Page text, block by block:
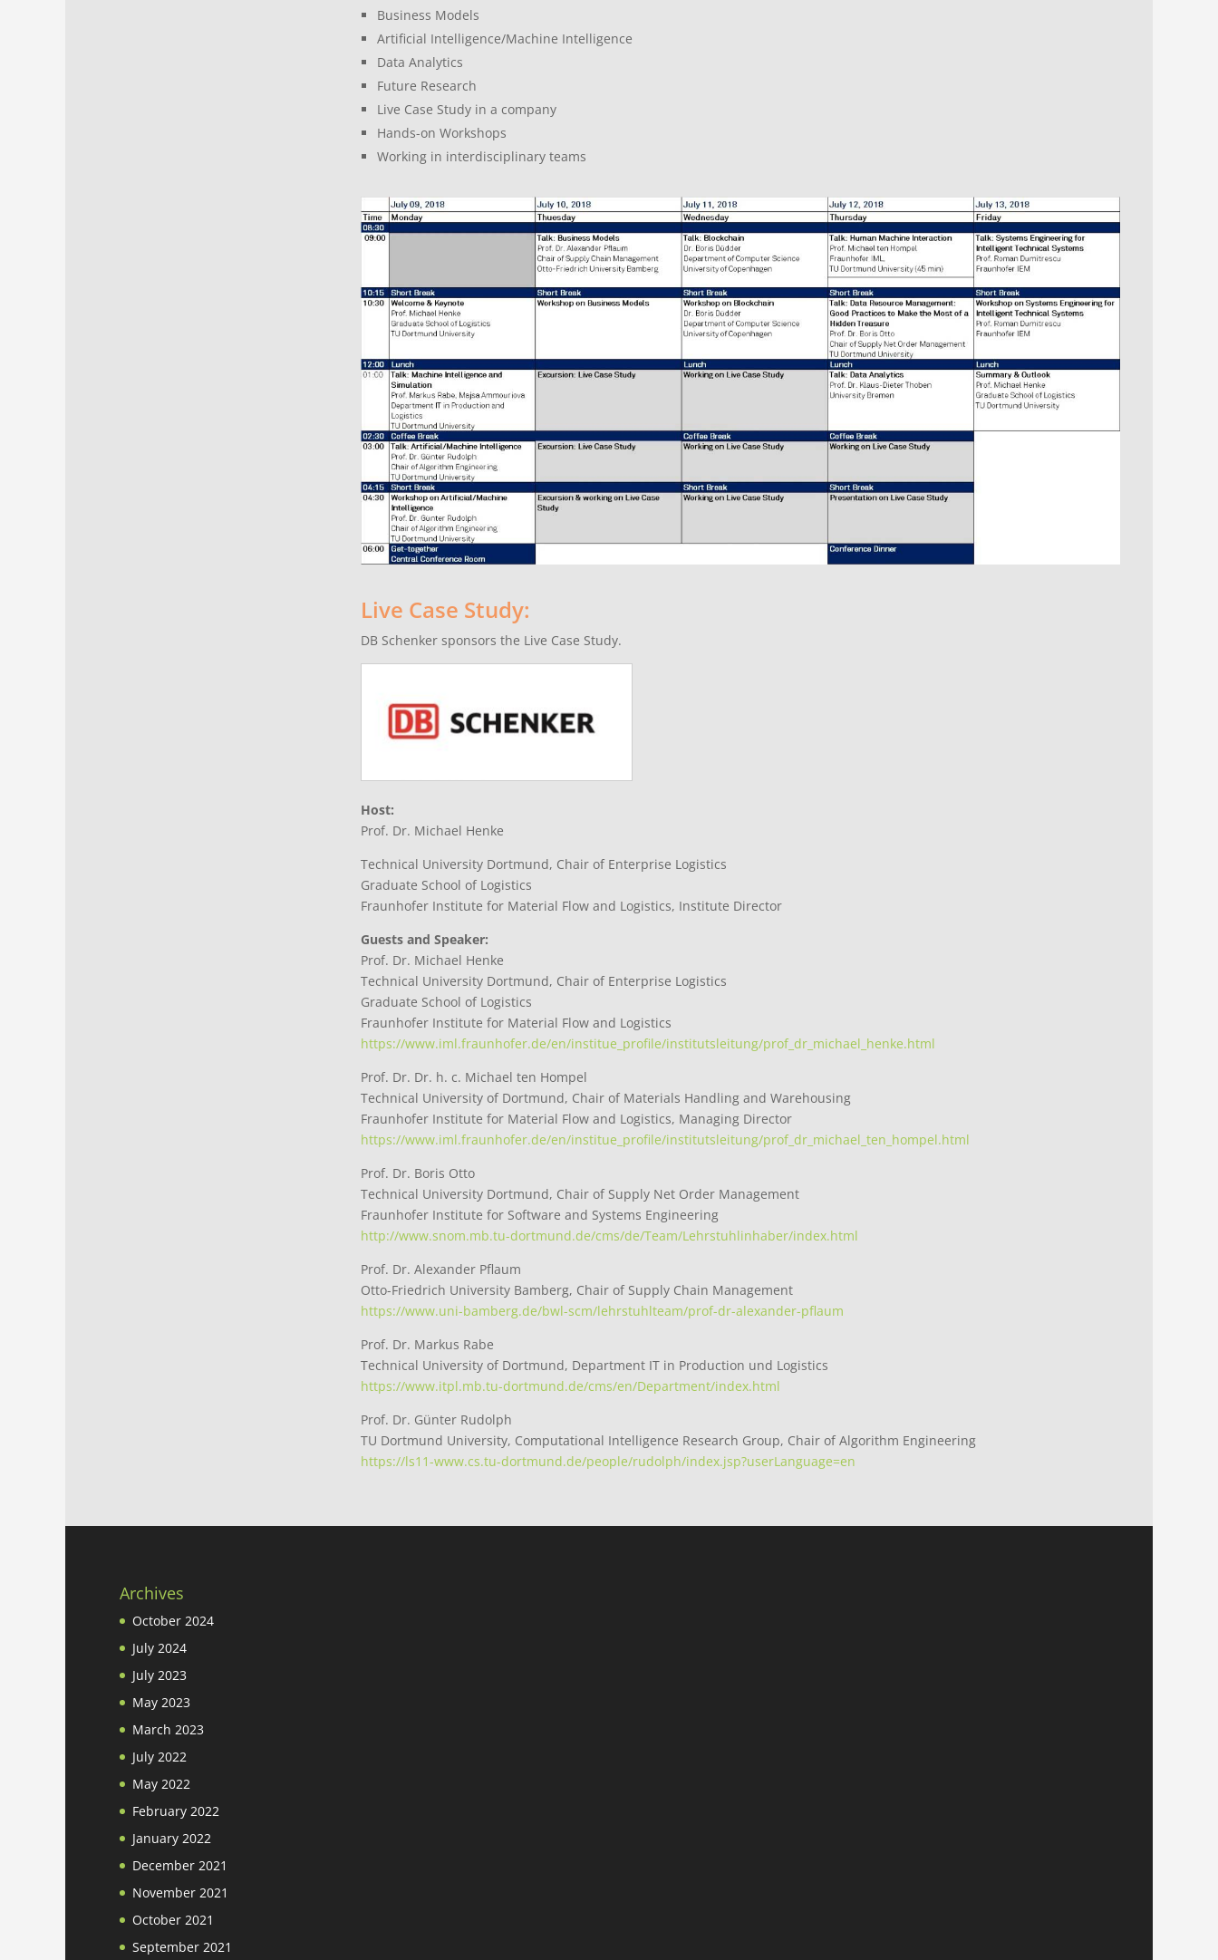
Business Models
Artificial Intelligence/Machine Intelligence
Data Analytics
Future Research
Live Case Study in a company
Hands-on Workshops
Working in interdisciplinary teams
Live Case Study:
DB Schenker sponsors the Live Case Study.
Host:
Prof. Dr. Michael Henke
Technical University Dortmund, Chair of Enterprise Logistics
Graduate School of Logistics
Fraunhofer Institute for Material Flow and Logistics, Institute Director
Guests and Speaker:
Prof. Dr. Michael Henke
Technical University Dortmund, Chair of Enterprise Logistics
Graduate School of Logistics
Fraunhofer Institute for Material Flow and Logistics
https://www.iml.fraunhofer.de/en/institue_profile/institutsleitung/prof_dr_michael_henke.html
Prof. Dr. Dr. h. c. Michael ten Hompel
Technical University of Dortmund, Chair of Materials Handling and Warehousing
Fraunhofer Institute for Material Flow and Logistics, Managing Director
https://www.iml.fraunhofer.de/en/institue_profile/institutsleitung/prof_dr_michael_ten_hompel.html
Prof. Dr. Boris Otto
Technical University Dortmund, Chair of Supply Net Order Management
Fraunhofer Institute for Software and Systems Engineering
http://www.snom.mb.tu-dortmund.de/cms/de/Team/Lehrstuhlinhaber/index.html
Prof. Dr. Alexander Pflaum
Otto-Friedrich University Bamberg, Chair of Supply Chain Management
https://www.uni-bamberg.de/bwl-scm/lehrstuhlteam/prof-dr-alexander-pflaum
Prof. Dr. Markus Rabe
Technical University of Dortmund, Department IT in Production und Logistics
https://www.itpl.mb.tu-dortmund.de/cms/en/Department/index.html
Prof. Dr. Günter Rudolph
TU Dortmund University, Computational Intelligence Research Group, Chair of Algorithm Engineering
https://ls11-www.cs.tu-dortmund.de/people/rudolph/index.jsp?userLanguage=en
Archives
October 2024
July 2024
July 2023
May 2023
March 2023
July 2022
May 2022
February 2022
January 2022
December 2021
November 2021
October 2021
September 2021